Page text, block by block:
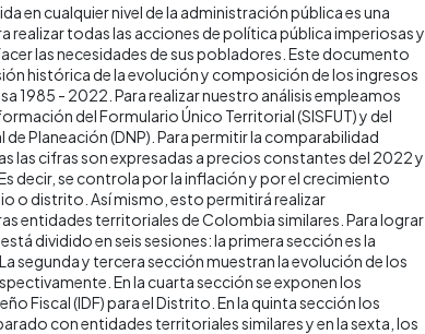
en cualquier nivel de la administración pública es una
realizar todas las acciones de política pública imperiosas y
las necesidades de sus pobladores. Este documento
histórica de la evolución y composición de los ingresos
1985 - 2022. Para realizar nuestro análisis empleamos
del Formulario Único Territorial (SISFUT) y del
Planeación (DNP). Para permitir la comparabilidad
las cifras son expresadas a precios constantes del 2022 y
decir, se controla por la inflación y por el crecimiento
o distrito. Así mismo, esto permitirá realizar
entidades territoriales de Colombia similares. Para lograr
dividido en seis sesiones: la primera sección es la
segunda y tercera sección muestran la evolución de los
En la cuarta sección se exponen los
Fiscal (IDF) para el Distrito. En la quinta sección los
con entidades territoriales similares y en la sexta, los